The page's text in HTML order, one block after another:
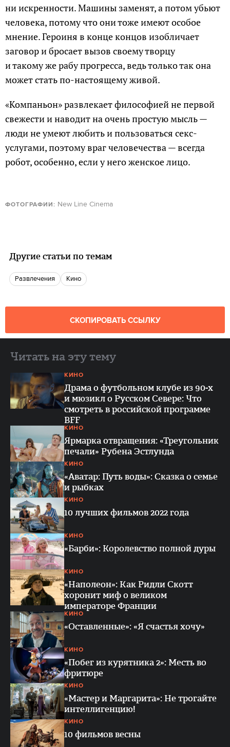
ни искренности. Машины заменят, а потом убьют
человека, потому что они тоже имеют особое
мнение. Героиня в конце концов изобличает
заговор и бросает вызов своему творцу
и такому же рабу прогресса, ведь только так она
может стать по-настоящему живой.
«Компаньон» развлекает философией не первой
свежести и наводит на очень простую мысль —
люди не умеют любить и пользоваться секс-
услугами, поэтому враг человечества — всегда
робот, особенно, если у него женское лицо.
ФОТОГРАФИИ: New Line Cinema
Другие статьи по темам
Развлечения кино
СКОПИРОВАТЬ ССЫЛКУ
Читать на эту тему
КИНО
Драма о футбольном клубе из 90-х
и мюзикл о Русском Севере: Что
смотреть в российской программе
BFF
КИНО
Ярмарка отвращения: «Треугольник
печали» Рубена Эстлунда
КИНО
«Аватар: Путь воды»: Сказка о семье
и рыбках
КИНО
10 лучших фильмов 2022 года
КИНО
«Барби»: Королевство полной дуры
КИНО
«Наполеон»: Как Ридли Скотт
хоронит миф о великом
императоре Франции
КИНО
«Оставленные»: «Я счастья хочу»
КИНО
«Побег из курятника 2»: Месть во
фритюре
КИНО
«Мастер и Маргарита»: Не трогайте
интеллигенцию!
КИНО
10 фильмов весны